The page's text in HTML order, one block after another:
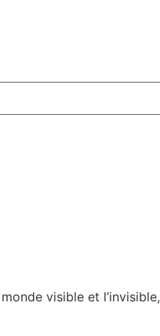
visible et l’invisible,